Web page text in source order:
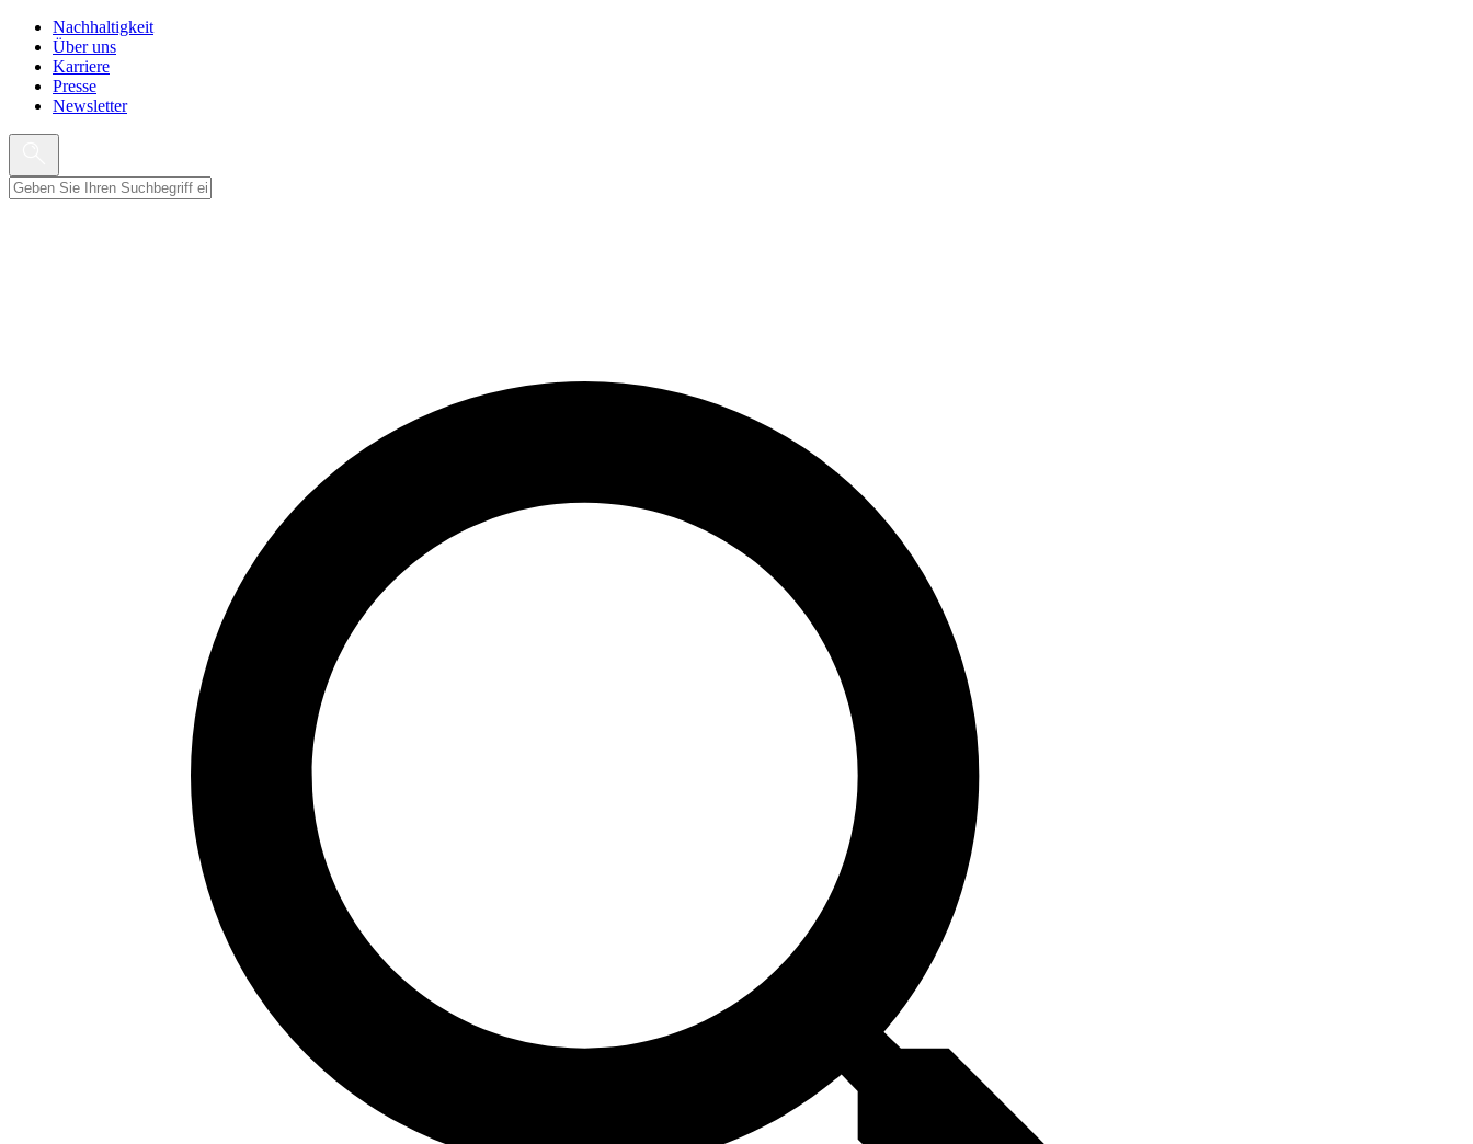
Nachhaltigkeit
Über uns
Karriere
Presse
Newsletter